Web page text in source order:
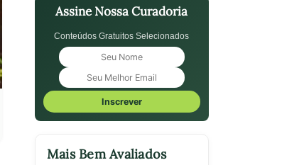
Lata - 50g
Assine Nossa Curadoria
Conteúdos Gratuitos Selecionados
Inscrever
Mais Bem Avaliados